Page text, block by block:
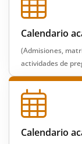
Calendario
(Admisiones,
actividades de
Calendario